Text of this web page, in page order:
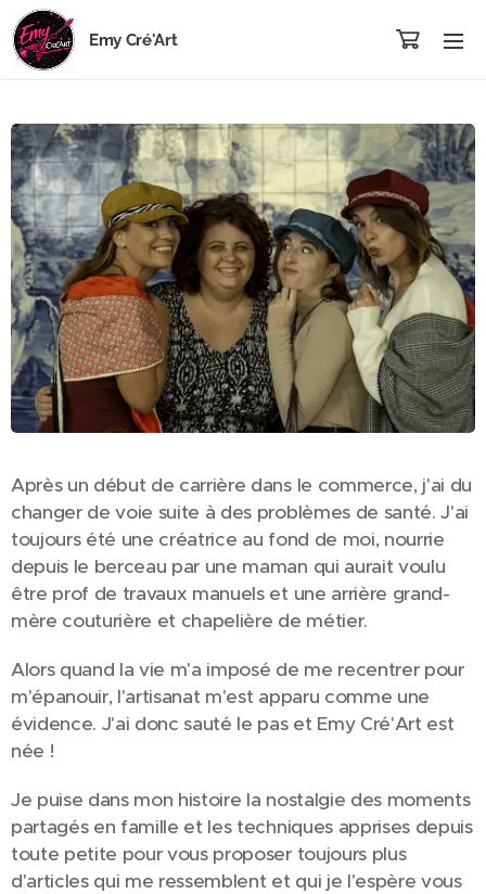
Emy Cré'Art
Après un début de carrière dans le commerce, j'ai du
changer de voie suite à des problèmes de santé. J'ai
toujours été une créatrice au fond de moi, nourrie
depuis le berceau par une maman qui aurait voulu
être prof de travaux manuels et une arrière grand-
mère couturière et chapelière de métier.
Alors quand la vie m'a imposé de me recentrer pour
m'épanouir, l'artisanat m'est apparu comme une
évidence. J'ai donc sauté le pas et Emy Cré'Art est
née !
Je puise dans mon histoire la nostalgie des moments
partagés en famille et les techniques apprises depuis
toute petite pour vous proposer toujours plus
d'articles qui me ressemblent et qui je l'espère vous